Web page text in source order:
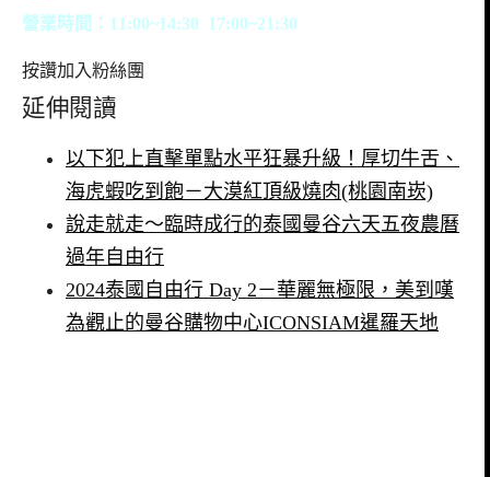
營業時間：11:00~14:30 17:00~21:30
按讚加入粉絲團
延伸閱讀
以下犯上直擊單點水平狂暴升級！厚切牛舌、
海虎蝦吃到飽－大漠紅頂級燒肉(桃園南崁)
說走就走～臨時成行的泰國曼谷六天五夜農曆
過年自由行
2024泰國自由行 Day 2－華麗無極限，美到嘆
為觀止的曼谷購物中心ICONSIAM暹羅天地